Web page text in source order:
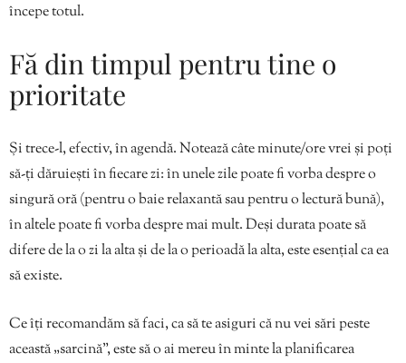
începe totul.
Fă din timpul pentru tine o
prioritate
Și trece-l, efectiv, în agendă. Notează câte minute/ore vrei și poți
să-ți dăruiești în fiecare zi: în unele zile poate fi vorba despre o
singură oră (pentru o baie relaxantă sau pentru o lectură bună),
în altele poate fi vorba despre mai mult. Deși durata poate să
difere de la o zi la alta și de la o perioadă la alta, este esențial ca ea
să existe.
Ce îți recomandăm să faci, ca să te asiguri că nu vei sări peste
această „sarcină”, este să o ai mereu în minte la planificarea